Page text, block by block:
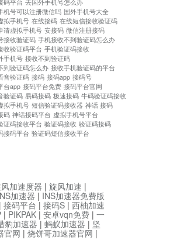
码平台 去国外手机号怎么办
机号可以注册微信吗 国外手机号大全
拟手机号 在线接码 在线短信接收验证码
请虚拟手机号 安接码 微信注册接码
接收验证码 手机接收不到验证码怎么办
收验证码平台 手机验证码接收
手机号 接收不到验证码
到验证码怎么办 接收手机验证码的平台
音验证码 接码 接码app 接码号
台app 接码平台免费 接码平台官网
验证码 易码接码 极速接码 牛码验证码接收
拟手机号 短信验证码接收器 神话 接码
码 神话接码平台 虚拟手机号平台
证码接收平台 验证码接收 验证码接码
接码平台 验证码短信接收平台
加速度器 | 旋风加速 |
加速器 | INS加速器免费版
| 接码平台 | 接码S | 西柚加速
| PIKPAK | 安卓vqn免费 | 一
豹加速器 | 蚂蚁加速器 | 坚
官网 | 烧饼哥加速器官网 |